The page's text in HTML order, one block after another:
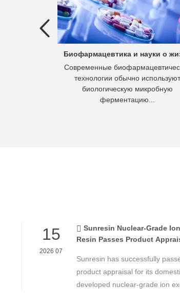
Биофармацевтика и науки о
Современные
технологии обычно используют
биологическую микробную
ферментацию...
15
2026 07
Sunresin Nuclear-Grade
Resin Passes Product
Chemistry Control
Sunresin has successfully
product appraisal for its
developed nuclear-grade ion